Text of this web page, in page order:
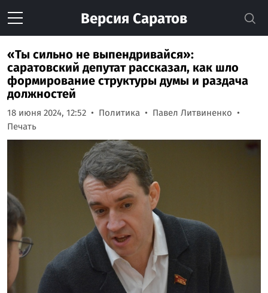
Версия Саратов
«Ты сильно не выпендривайся»:
саратовский депутат рассказал, как шло
формирование структуры думы и раздача
должностей
18 июня 2024, 12:52 Политика
Павел Литвиненко
Печать